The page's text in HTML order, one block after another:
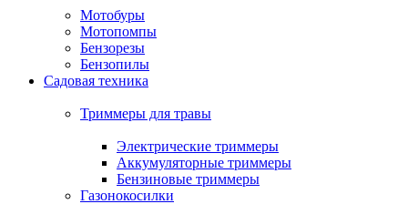
Мотобуры
Мотопомпы
Бензорезы
Бензопилы
Садовая техника
Триммеры для травы
Электрические триммеры
Аккумуляторные триммеры
Бензиновые триммеры
Газонокосилки